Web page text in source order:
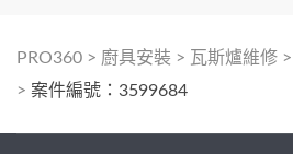
PRO360 > 廚具安裝 > 瓦斯爐維修 >
> 案件編號：3599684